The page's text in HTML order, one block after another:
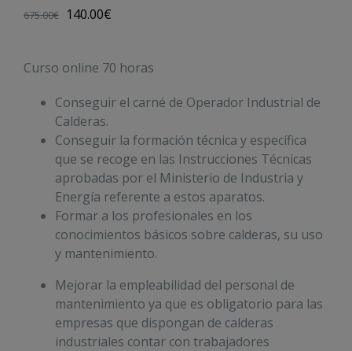
675.00€ 140.00€
Curso online 70 horas
Conseguir el carné de Operador Industrial de
Calderas.
Conseguir la formación técnica y específica
que se recoge en las Instrucciones Técnicas
aprobadas por el Ministerio de Industria y
Energía referente a estos aparatos.
Formar a los profesionales en los
conocimientos básicos sobre calderas, su uso
y mantenimiento.
Mejorar la empleabilidad del personal de
mantenimiento ya que es obligatorio para las
empresas que dispongan de calderas
industriales contar con trabajadores